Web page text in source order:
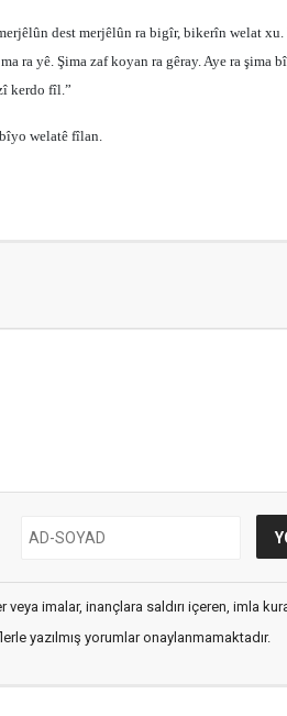
dest merjêlûn ra bigîr, bikerîn welat
ra yê. Şima zaf koyan ra gêray. Aye ra şima
kerdo fîl.”
welatê fîlan.
imalar, inançlara saldırı içeren, imla
yazılmış yorumlar onaylanmamaktadır.